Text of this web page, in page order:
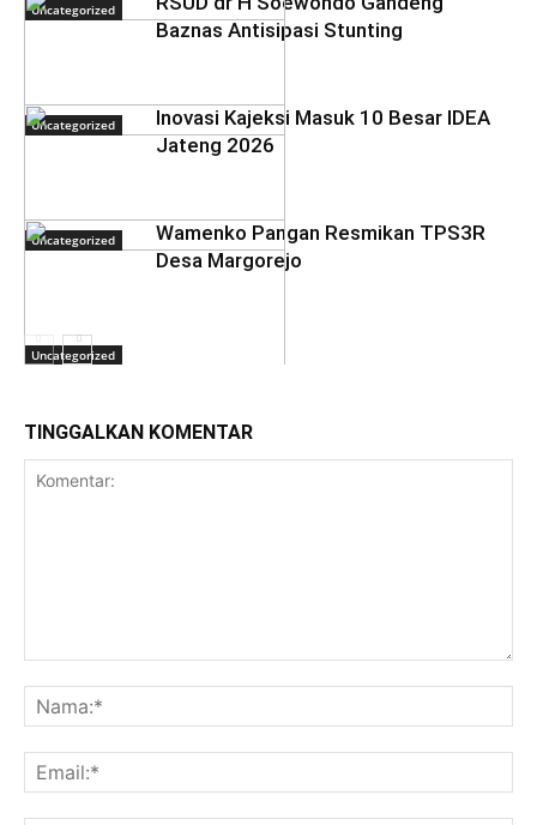
Uncategorized
Uncategorized
Uncategorized
Baznas Antisipasi Stunting
Uncategorized
Inovasi Kajeksi Masuk 10 Besar IDEA
Jateng 2026
Uncategorized
Wamenko Pangan Resmikan TPS3R
Desa Margorejo
TINGGALKAN KOMENTAR